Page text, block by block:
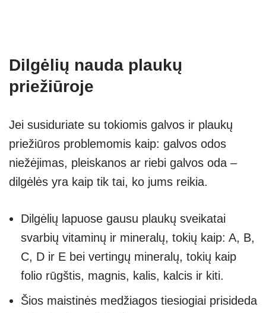
Dilgėlių nauda plaukų
priežiūroje
Jei susiduriate su tokiomis galvos ir plaukų
priežiūros problemomis kaip: galvos odos
niežėjimas, pleiskanos ar riebi galvos oda –
dilgėlės yra kaip tik tai, ko jums reikia.
Dilgėlių lapuose gausu plaukų sveikatai
svarbių vitaminų ir mineralų, tokių kaip: A, B,
C, D ir E bei vertingų mineralų, tokių kaip
folio rūgštis, magnis, kalis, kalcis ir kiti.
Šios maistinės medžiagos tiesiogiai prisideda